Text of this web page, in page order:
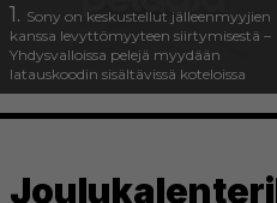
1. Sony on keskustellut jälleenmyyjien
kanssa levyttömyyteen siirtymisestä –
Yhdysvalloissa pelejä myydään
latauskoodin sisältävissä koteloissa